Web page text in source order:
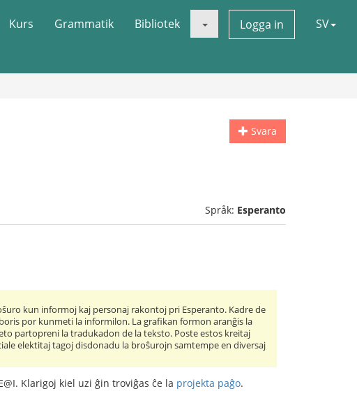
Kurs Grammatik Bibliotek Logga in SV
Svara
Språk: Esperanto
kun informoj kaj personaj rakontoj pri Esperanto. Kadre de
por kunmeti la informilon. La grafikan formon aranĝis la
partopreni la tradukadon de la teksto. Poste estos kreitaj
elektitaj tagoj disdonadu la broŝurojn samtempe en diversaj
Klarigoj kiel uzi ĝin troviĝas ĉe la projekta paĝo.